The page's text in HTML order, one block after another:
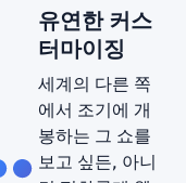
유연한 커스
터마이징
세계의 다른 쪽
에서 조기에 개
봉하는 그 쇼를
보고 싶든, 아니